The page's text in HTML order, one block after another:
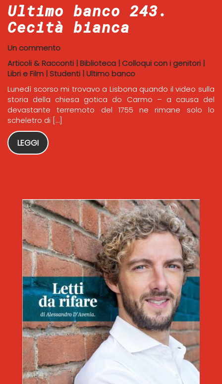
Ultimo banco 243.
Cecità bianca
Un commento
Articoli & Racconti | Biblioteca | Colloqui con i genitori |
Libri e Film | Studenti | Ultimo banco
Lunedì scorso mi trovavo a Lisbona quando il video sulla
storia della chiesa gotica do Carmo – a causa del
devastante terremoto del 1755 ne rimane solo lo
scheletro di […]
LEGGI